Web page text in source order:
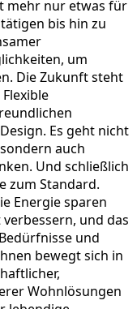
mehr nur etwas für
bis hin zu
um
Die Zukunft steht
Es geht nicht
auch
Und schließlich
zum Standard.
Energie sparen
und das
und
bewegt sich in
Wohnlösungen